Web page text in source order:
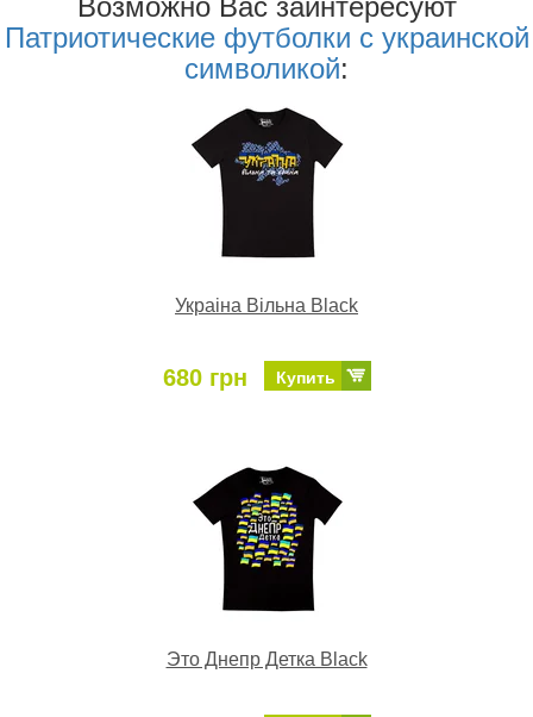
Возможно Ваc заинтересуют
Патриотические футболки с украинской
символикой:
Украіна Вільна Black
680 грн Купить
Это Днепр Детка Black